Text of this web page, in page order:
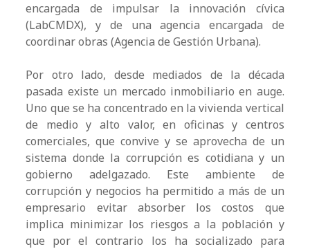
encargada de impulsar la innovación cívica
(LabCMDX), y de una agencia encargada de
coordinar obras (Agencia de Gestión Urbana).
Por otro lado, desde mediados de la década
pasada existe un mercado inmobiliario en auge.
Uno que se ha concentrado en la vivienda vertical
de medio y alto valor, en oficinas y centros
comerciales, que convive y se aprovecha de un
sistema donde la corrupción es cotidiana y un
gobierno adelgazado. Este ambiente de
corrupción y negocios ha permitido a más de un
empresario evitar absorber los costos que
implica minimizar los riesgos a la población y
que por el contrario los ha socializado para